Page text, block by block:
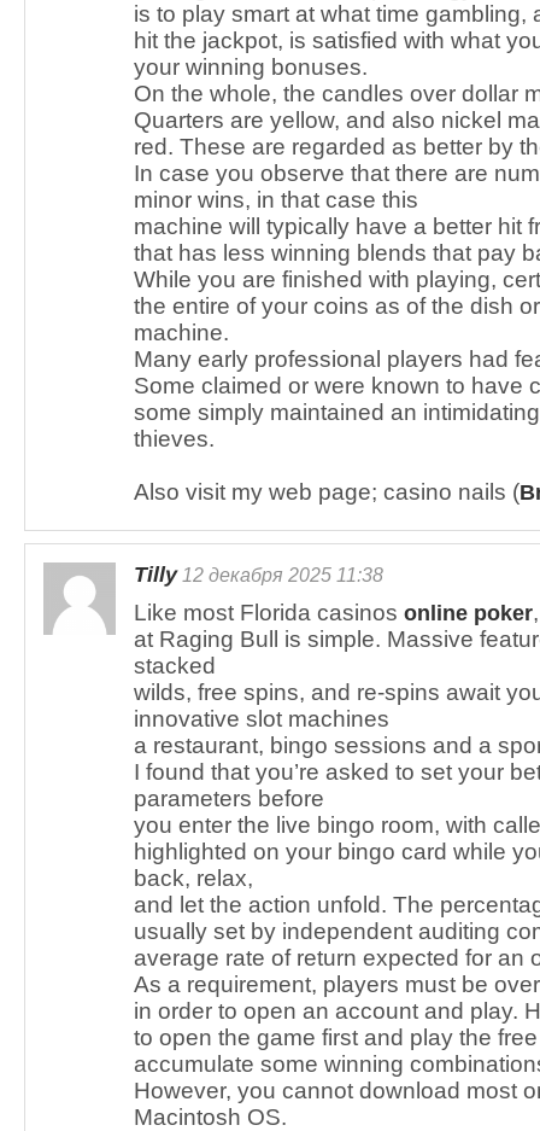
is to play smart at what time gambling,
hit the jackpot, is satisfied with what
your winning bonuses.
On the whole, the candles over dollar
Quarters are yellow, and also nickel
red. These are regarded as better by
In case you observe that there are
minor wins, in that case this
machine will typically have a better hit
that has less winning blends that pay
While you are finished with playing,
the entire of your coins as of the dish
machine.
Many early professional players had
Some claimed or were known to have
some simply maintained an
thieves.
Also visit my web page; casino nails (
Tilly12 декабря 2025 11:38
Like most Florida casinos online poker
at Raging Bull is simple. Massive
stacked
wilds, free spins, and re-spins await
innovative slot machines
a restaurant, bingo sessions and a
I found that you’re asked to set your
parameters before
you enter the live bingo room, with
highlighted on your bingo card while
back, relax,
and let the action unfold. The
usually set by independent auditing
average rate of return expected for an
As a requirement, players must be
in order to open an account and play.
to open the game first and play the
accumulate some winning
However, you cannot download most
Macintosh OS.